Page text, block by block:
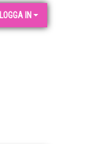
LOGGA IN